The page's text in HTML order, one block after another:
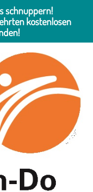
schnuppern!
kostenlosen